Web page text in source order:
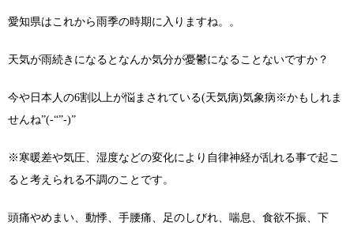
愛知県はこれから雨季の時期に入りますね。。
天気が雨続きになるとなんか気分が憂鬱になることないですか？
今や日本人の6割以上が悩まされている(天気病)気象病※かもしれま
せんね”(-“”-)”
※寒暖差や気圧、湿度などの変化により自律神経が乱れる事で起こ
ると考えられる不調のことです。
頭痛やめまい、動悸、手腰痛、足のしびれ、喘息、食欲不振、下